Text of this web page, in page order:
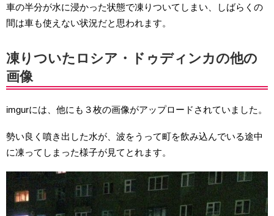
車の半分が水に浸かった状態で凍りついてしまい、しばらくの
間は車も使えない状況だと思われます。
凍りついたロシア・ドゥディンカの他の
画像
imgurには、他にも３枚の画像がアップロードされていました。
勢い良く噴き出した水が、波をうって町を飲み込んでいる途中
に凍ってしまった様子が見てとれます。